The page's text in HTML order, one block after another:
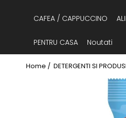
CAFEA / CAPPUCCINO
PENTRU CASA Noutati
Home / DETERGENTI SI